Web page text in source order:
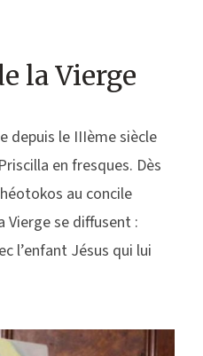
la Vierge
depuis le IIIème siècle
en fresques. Dès
au concile
Vierge se diffusent :
l’enfant Jésus qui lui